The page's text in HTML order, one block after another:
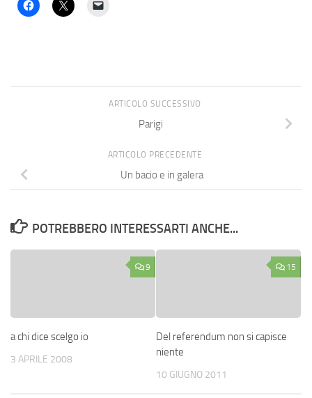
ARTICOLO SUCCESSIVO
Parigi
ARTICOLO PRECEDENTE
Un bacio e in galera
POTREBBERO INTERESSARTI ANCHE...
9
a chi dice scelgo io
3 APRILE 2008
15
Del referendum non si capisce
niente
10 GIUGNO 2011